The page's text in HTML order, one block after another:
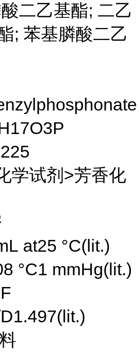
二乙基酯; 二乙
; 苯基膦酸二乙
学试剂>芳香化
at25 °C(lit.)
°C1 mmHg(lit.)